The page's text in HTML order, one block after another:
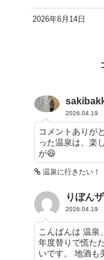
2026年6月14日
2026.04.19
コメントありが
った温泉は、楽
が😆
温泉に行きたい！
りぼん
2026.04.19
こんばんは 温泉
年度替りで慌た
いです。 地酒も